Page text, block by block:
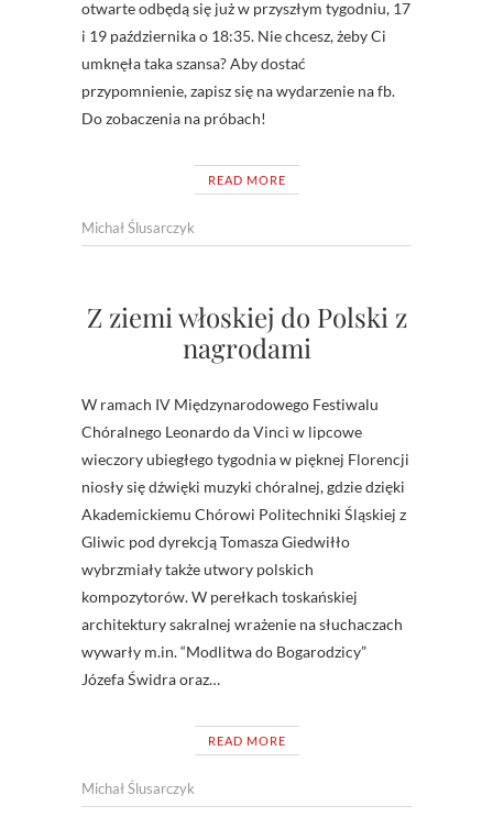
otwarte odbędą się już w przyszłym tygodniu, 17
i 19 października o 18:35. Nie chcesz, żeby Ci
umknęła taka szansa? Aby dostać
przypomnienie, zapisz się na wydarzenie na fb.
Do zobaczenia na próbach!
READ MORE
Michał Ślusarczyk
Z ziemi włoskiej do Polski z
nagrodami
W ramach IV Międzynarodowego Festiwalu
Chóralnego Leonardo da Vinci w lipcowe
wieczory ubiegłego tygodnia w pięknej Florencji
niosły się dźwięki muzyki chóralnej, gdzie dzięki
Akademickiemu Chórowi Politechniki Śląskiej z
Gliwic pod dyrekcją Tomasza Giedwiłło
wybrzmiały także utwory polskich
kompozytorów. W perełkach toskańskiej
architektury sakralnej wrażenie na słuchaczach
wywarły m.in. “Modlitwa do Bogarodzicy”
Józefa Świdra oraz…
READ MORE
Michał Ślusarczyk